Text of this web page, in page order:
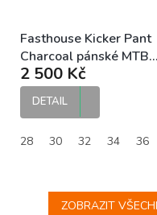
Fasthouse Kicker Pant
Charcoal pánské MTB
kalhoty
2 500 Kč
DETAIL
28 30 32 34 36
ZOBRAZIT